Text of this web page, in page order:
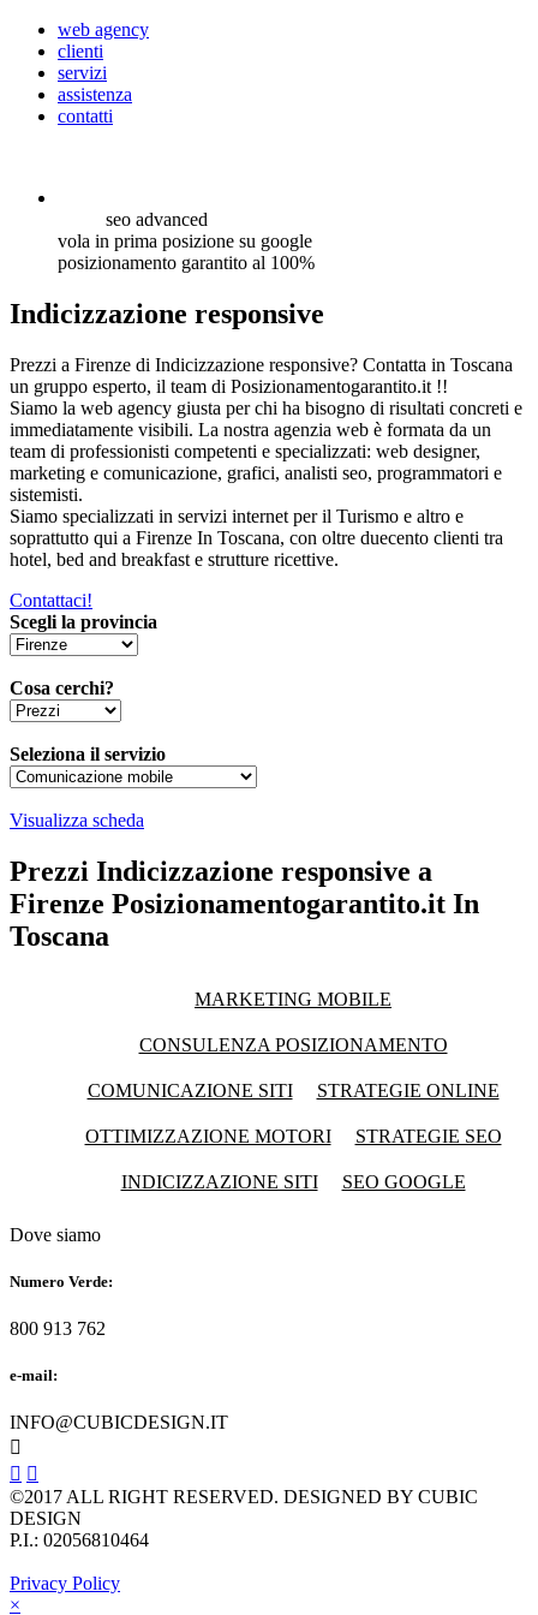
web agency
clienti
servizi
assistenza
contatti
seo advanced
vola in prima posizione su google
posizionamento garantito al 100%
Indicizzazione responsive
Prezzi a Firenze di Indicizzazione responsive? Contatta in Toscana
un gruppo esperto, il team di Posizionamentogarantito.it !!
Siamo la web agency giusta per chi ha bisogno di risultati concreti e
immediatamente visibili. La nostra agenzia web è formata da un
team di professionisti competenti e specializzati: web designer,
marketing e comunicazione, grafici, analisti seo, programmatori e
sistemisti.
Siamo specializzati in servizi internet per il Turismo e altro e
soprattutto qui a Firenze In Toscana, con oltre duecento clienti tra
hotel, bed and breakfast e strutture ricettive.
Contattaci!
Scegli la provincia
Cosa cerchi?
Seleziona il servizio
Visualizza scheda
Prezzi Indicizzazione responsive a
Firenze Posizionamentogarantito.it In
Toscana
MARKETING MOBILE
CONSULENZA POSIZIONAMENTO
COMUNICAZIONE SITI STRATEGIE ONLINE
OTTIMIZZAZIONE MOTORI STRATEGIE SEO
INDICIZZAZIONE SITI SEO GOOGLE
Dove siamo
Numero Verde:
800 913 762
e-mail:
INFO@CUBICDESIGN.IT

 
©2017 ALL RIGHT RESERVED. DESIGNED BY CUBIC
DESIGN
P.I.: 02056810464
Privacy Policy
×